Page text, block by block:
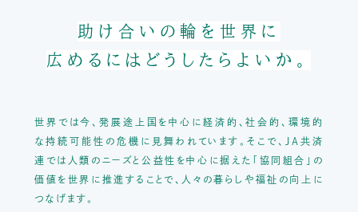
助け合いの輪を世界に
広めるにはどうしたらよいか。
世界では今、発展途上国を中心に経済的、社会的、環境的
な持続可能性の危機に見舞われています。そこで、JA共済
連では人類のニーズと公益性を中心に据えた
「協同組合」の
価値を世界に推進することで、人々の暮らしや福祉の向上に
つなげます。